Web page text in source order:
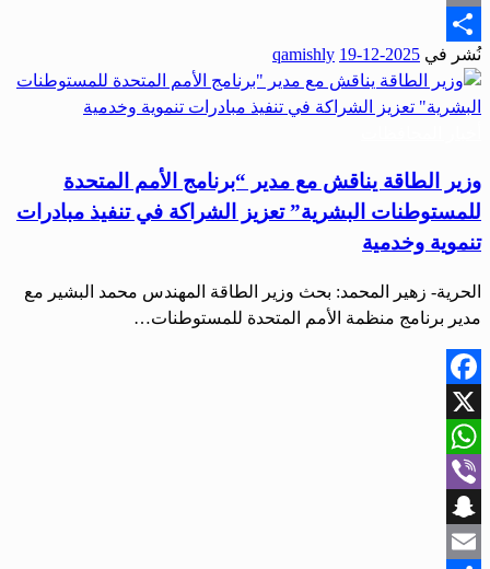
Email
Share
نُشر في 2025-12-19
qamishly
وزير الطاقة يناقش مع مدير “برنامج الأمم المتحدة
للمستوطنات البشرية” تعزيز الشراكة في تنفيذ مبادرات
تنموية وخدمية
الحرية- زهير المحمد: بحث وزير الطاقة المهندس محمد البشير مع
مدير برنامج منظمة الأمم المتحدة للمستوطنات…
Facebook
X
WhatsApp
Viber
Snapchat